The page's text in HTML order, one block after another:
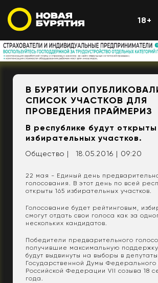
18+
В БУРЯТИИ
СПИСОК УЧАСТКОВ ДЛЯ
ПРОВЕДЕНИЯ ПРАЙМЕРИЗ
В республике будут открыты
избирательных участков.
Общество | 18.05.2016 | 09:20
22 мая - Единый день
голосования. В этот день по всей
открыты 165 избирательных участков.
Голосование будет рейтинговым,
смогут отдать свои голоса как за
нескольких кандидатов.
Победители предварительного
получившие максимальную
будут выдвинуты на выборы в депутаты
Государственной Думы
Российской Федерации VII созыва 18
года.